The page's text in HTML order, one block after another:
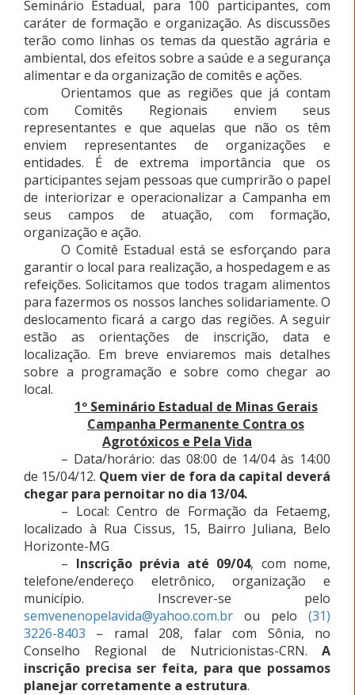
Seminário Estadual, para 100 participantes, com
caráter de formação e organização. As discussões
terão como linhas os temas da questão agrária e
ambiental, dos efeitos sobre a saúde e a segurança
alimentar e da organização de comitês e ações.
Orientamos que as regiões que já contam
com Comitês Regionais enviem seus
representantes e que aquelas que não os têm
enviem representantes de organizações e
entidades. É de extrema importância que os
participantes sejam pessoas que cumprirão o papel
de interiorizar e operacionalizar a Campanha em
seus campos de atuação, com formação,
organização e ação.
O Comitê Estadual está se esforçando para
garantir o local para realização, a hospedagem e as
refeições. Solicitamos que todos tragam alimentos
para fazermos os nossos lanches solidariamente. O
deslocamento ficará a cargo das regiões. A seguir
estão as orientações de inscrição, data e
localização. Em breve enviaremos mais detalhes
sobre a programação e sobre como chegar ao
local.
1º Seminário Estadual de Minas Gerais
Campanha Permanente Contra os
Agrotóxicos e Pela Vida
– Data/horário: das 08:00 de 14/04 às 14:00
de 15/04/12. Quem vier de fora da capital deverá
chegar para pernoitar no dia 13/04.
– Local: Centro de Formação da Fetaemg,
localizado à Rua Cissus, 15, Bairro Juliana, Belo
Horizonte-MG
– Inscrição prévia até 09/04, com nome,
telefone/endereço eletrônico, organização e
município. Inscrever-se pelo
semvenenopelavida@yahoo.com.br ou pelo (31)
3226-8403 – ramal 208, falar com Sônia, no
Conselho Regional de Nutricionistas-CRN. A
inscrição precisa ser feita, para que possamos
planejar corretamente a estrutura.